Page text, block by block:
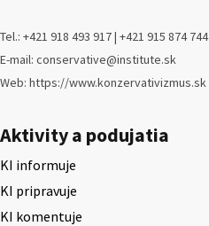
Tel.: +421 918 493 917 | +421 915 874 744
E-mail: conservative@institute.sk
Web: https://www.konzervativizmus.sk
Aktivity a podujatia
KI informuje
KI pripravuje
KI komentuje